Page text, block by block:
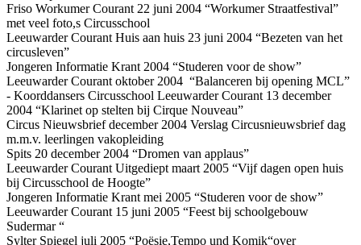
Friso Workumer Courant 22 juni 2004 “Workumer Straatfestival”
met veel foto,s Circusschool
Leeuwarder Courant Huis aan huis 23 juni 2004 “Bezeten van het
circusleven”
Jongeren Informatie Krant 2004 “Studeren voor de show”
Leeuwarder Courant oktober 2004 “Balanceren bij opening MCL”
- Koorddansers Circusschool Leeuwarder Courant 13 december
2004 “Klarinet op stelten bij Cirque Nouveau”
Circus Nieuwsbrief december 2004 Verslag Circusnieuwsbrief dag
m.m.v. leerlingen vakopleiding
Spits 20 december 2004 “Dromen van applaus”
Leeuwarder Courant Uitgediept maart 2005 “Vijf dagen open huis
bij Circusschool de Hoogte”
Jongeren Informatie Krant mei 2005 “Studeren voor de show”
Leeuwarder Courant 15 juni 2005 “Feest bij schoolgebouw
Sudermar “
Sylter Spiegel juli 2005 “Poësie,Tempo und Komik“over